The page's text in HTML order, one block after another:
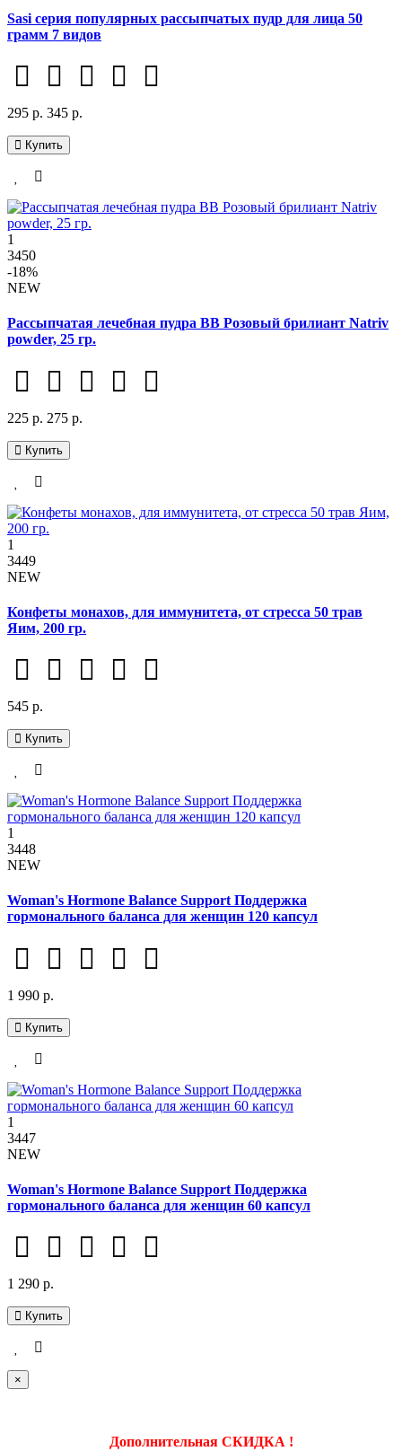
Sasi серия популярных рассыпчатых пудр для лица 50
грамм 7 видов
295 р. 345 р.
Купить
1
3450
-18%
NEW
Рассыпчатая лечебная пудра BB Розовый брилиант Natriv
powder, 25 гр.
225 р. 275 р.
Купить
1
3449
NEW
Конфеты монахов, для иммунитета, от стресса 50 трав
Яим, 200 гр.
545 р.
Купить
1
3448
NEW
Woman's Hormone Balance Support Поддержка
гормонального баланса для женщин 120 капсул
1 990 р.
Купить
1
3447
NEW
Woman's Hormone Balance Support Поддержка
гормонального баланса для женщин 60 капсул
1 290 р.
Купить
×
Дополнительная СКИДКА !